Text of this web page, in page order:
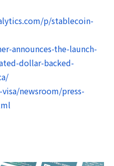
p/stablecoin-
announces-the-launch-
dollar-backed-
newsroom/press-